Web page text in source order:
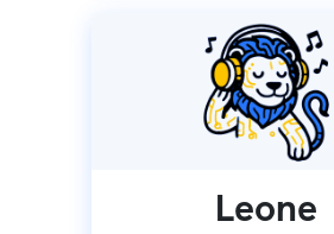
Leone